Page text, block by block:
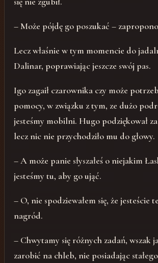
– Może pójdę go poszukać –
Lecz właśnie w tym momencie do
Dalinar, poprawiając jeszcze swój pas.
Igo zagaił czarownika czy może
pomocy, w związku z tym, ze dużo
jesteśmy mobilni. Hugo podziękował
lecz nic nie przychodziło mu do głowy.
– A może panie słyszałeś o niejakim
jesteśmy tu, aby go ująć.
– O, nie spodziewałem się, że jesteście
nagród.
– Chwytamy się różnych zadań, wszak
zarobić na chleb, nie posiadając